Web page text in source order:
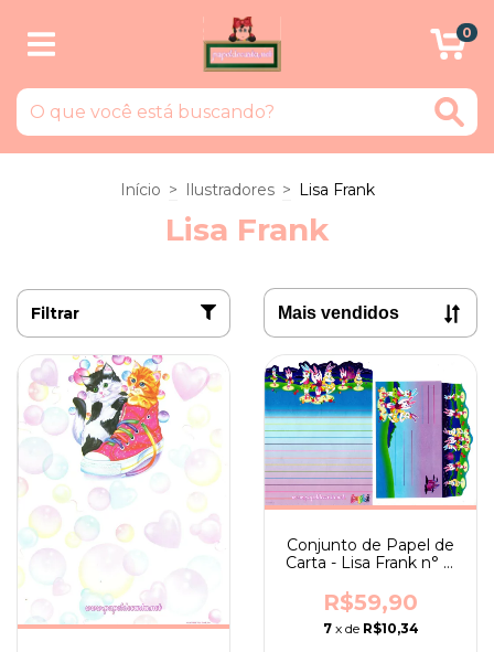
0
Início > Ilustradores > Lisa Frank
Lisa Frank
Filtrar
Conjunto de Papel de
Carta - Lisa Frank n° 11
R$59,90
7 x de R$10,34